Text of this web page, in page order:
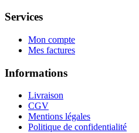
Services
Mon compte
Mes factures
Informations
Livraison
CGV
Mentions légales
Politique de confidentialité